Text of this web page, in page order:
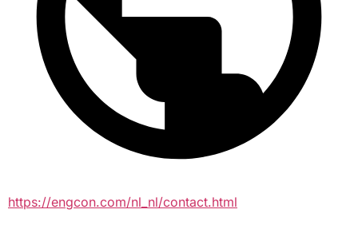
https://engcon.com/nl_nl/contact.html